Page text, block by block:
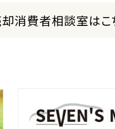
消費者相談室はこ